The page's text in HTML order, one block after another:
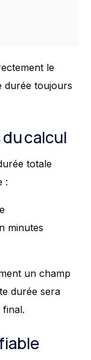
le
durée toujours
calcul
totale
:
minutes
un champ
durée sera
final.